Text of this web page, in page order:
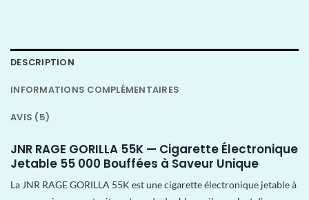
DESCRIPTION
INFORMATIONS COMPLÉMENTAIRES
AVIS (5)
JNR RAGE GORILLA 55K — Cigarette Électronique
Jetable 55 000 Bouffées à Saveur Unique
La JNR RAGE GORILLA 55K est une cigarette électronique jetable à